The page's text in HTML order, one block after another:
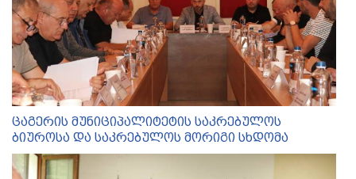
ცაგერის მუნიციპალიტეტის საკრებულოს
ბიუროსა და საკრებულოს მორიგი სხდომა